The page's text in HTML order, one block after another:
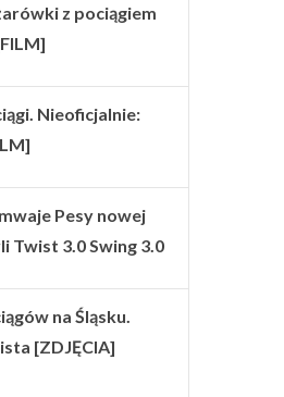
z pociągiem
Nieoficjalnie:
Pesy nowej
Twist 3.0 Swing 3.0
na Śląsku.
[ZDJĘCIA]